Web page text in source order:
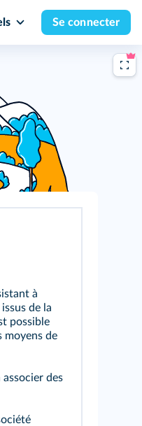
Se connecter
à
de la
possible
moyens de
des